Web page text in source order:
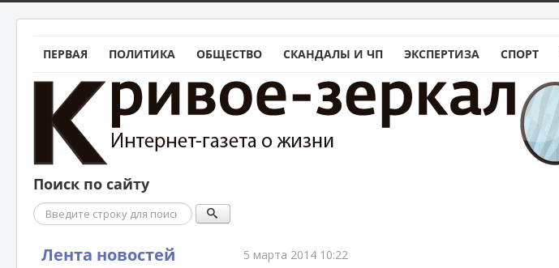
ПЕРВАЯ ПОЛИТИКА ОБЩЕСТВО СКАНДАЛЫ И ЧП ЭКСПЕРТИЗА СПОРТ
Поиск по сайту
Поиск
Лента новостей 5 марта 2014 10:22